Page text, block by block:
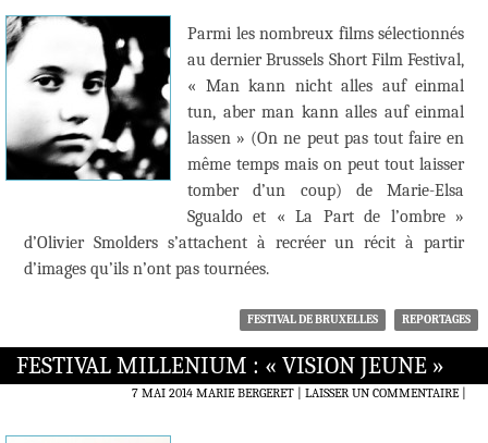
Parmi les nombreux films sélectionnés
au dernier Brussels Short Film Festival,
« Man kann nicht alles auf einmal
tun, aber man kann alles auf einmal
lassen » (On ne peut pas tout faire en
même temps mais on peut tout laisser
tomber d’un coup) de Marie-Elsa
Sgualdo et « La Part de l’ombre »
d’Olivier Smolders s’attachent à recréer un récit à partir
d’images qu’ils n’ont pas tournées.
FESTIVAL DE BRUXELLES REPORTAGES
FESTIVAL MILLENIUM : « VISION JEUNE »
7 MAI 2014 MARIE BERGERET LAISSER UN COMMENTAIRE|